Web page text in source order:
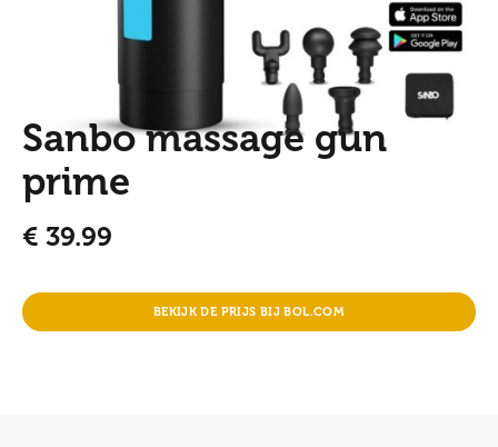
Sanbo massage gun
prime
€ 39.99
BEKIJK DE PRIJS BIJ BOL.COM